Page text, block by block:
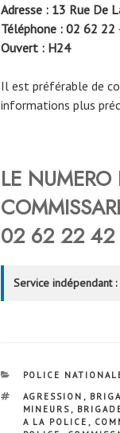
Adresse : 13 Rue De
Téléphone : 02 62 22
Ouvert : H24
Il est préférable de
informations plus
LE
02 62 22 42
Service indépendant :
CATÉGORIES
POLICE
ÉTIQUETTES
AGRESSION ,
MINEURS,
A LA POLICE ,